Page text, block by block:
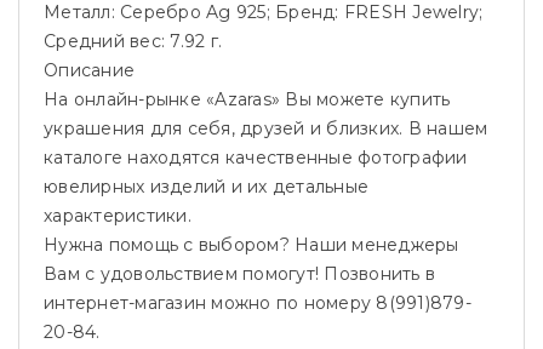
Металл: Серебро Ag 925; Бренд: FRESH Jewelry;
Средний вес: 7.92 г.
Описание
На онлайн-рынке «Azaras» Вы можете купить
украшения для себя, друзей и близких. В нашем
каталоге находятся качественные фотографии
ювелирных изделий и их детальные
характеристики.
Нужна помощь с выбором? Наши менеджеры
Вам с удовольствием помогут! Позвонить в
интернет-магазин можно по номеру 8(991)879-
20-84.